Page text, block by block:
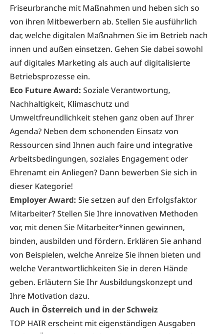
Friseurbranche mit Maßnahmen und heben sich so
von ihren Mitbewerbern ab. Stellen Sie ausführlich
dar, welche digitalen Maßnahmen Sie im Betrieb nach
innen und außen einsetzen. Gehen Sie dabei sowohl
auf digitales Marketing als auch auf digitalisierte
Betriebsprozesse ein.
Eco Future Award: Soziale Verantwortung,
Nachhaltigkeit, Klimaschutz und
Umweltfreundlichkeit stehen ganz oben auf Ihrer
Agenda? Neben dem schonenden Einsatz von
Ressourcen sind Ihnen auch faire und integrative
Arbeitsbedingungen, soziales Engagement oder
Ehrenamt ein Anliegen? Dann bewerben Sie sich in
dieser Kategorie!
Employer Award: Sie setzen auf den Erfolgsfaktor
Mitarbeiter? Stellen Sie Ihre innovativen Methoden
vor, mit denen Sie Mitarbeiter*innen gewinnen,
binden, ausbilden und fördern. Erklären Sie anhand
von Beispielen, welche Anreize Sie ihnen bieten und
welche Verantwortlichkeiten Sie in deren Hände
geben. Erläutern Sie Ihr Ausbildungskonzept und
Ihre Motivation dazu.
Auch in Österreich und in der Schweiz
TOP HAIR erscheint mit eigenständigen Ausgaben